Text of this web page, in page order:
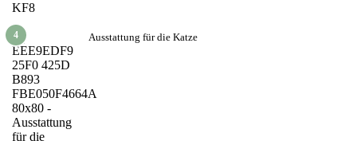
4 Ausstattung für die Katze